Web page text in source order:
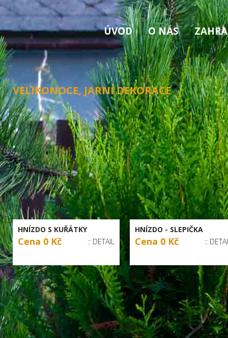
ÚVOD O NÁS
VELIKONOCE, JARNÍ DEKORACE
HNÍZDO S KUŘÁTKY
Cena 0 Kč :: DETAIL
HNÍZDO - SLEPIČKA
Cena 0 Kč ::